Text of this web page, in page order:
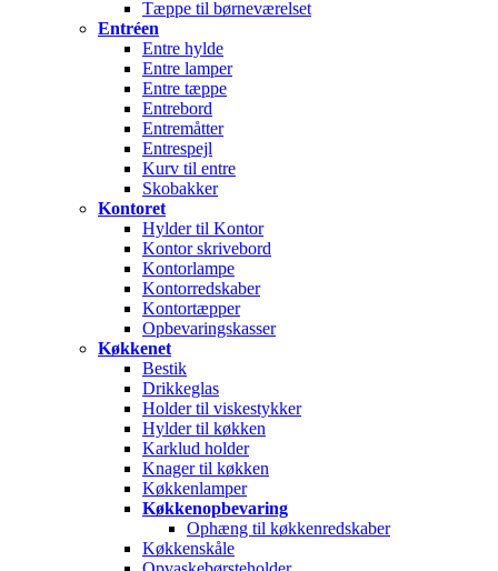
Tæppe til børneværelset
Entréen
Entre hylde
Entre lamper
Entre tæppe
Entrebord
Entremåtter
Entrespejl
Kurv til entre
Skobakker
Kontoret
Hylder til Kontor
Kontor skrivebord
Kontorlampe
Kontorredskaber
Kontortæpper
Opbevaringskasser
Køkkenet
Bestik
Drikkeglas
Holder til viskestykker
Hylder til køkken
Karklud holder
Knager til køkken
Køkkenlamper
Køkkenopbevaring
Ophæng til køkkenredskaber
Køkkenskåle